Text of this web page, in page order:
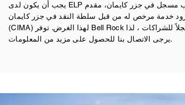
مسجل في جزر كايمان، مقدم
خدمة مرخص له من قبل سلطة النقد في جزر كايمان
(CIMA) لهذا الغرض. توفر Bell Rock مكتبًا مسجلاً للشراكات ، لذا
يرجى الاتصال بنا للحصول على مزيد من المعلومات.